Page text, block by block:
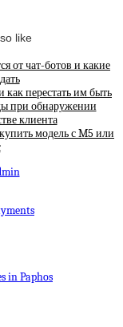
like
от чат-ботов и какие
перестать им быть
при обнаружении
клиента
модель с M5 или
in Paphos